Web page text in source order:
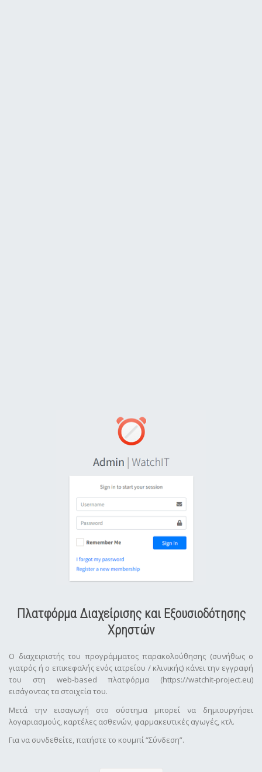
Πλατφόρμα Διαχείρισης και Εξουσιοδότησης
Χρηστών
Ο διαχειριστής του προγράμματος παρακολούθησης (συνήθως ο
γιατρός ή ο επικεφαλής ενός ιατρείου / κλινικής) κάνει την εγγραφή
του στη web-based πλατφόρμα (https://watchit-project.eu)
εισάγοντας τα στοιχεία του.
Μετά την εισαγωγή στο σύστημα μπορεί να δημιουργήσει
λογαριασμούς, καρτέλες ασθενών, φαρμακευτικές αγωγές, κτλ.
Για να συνδεθείτε, πατήστε το κουμπί “Σύνδεση”.